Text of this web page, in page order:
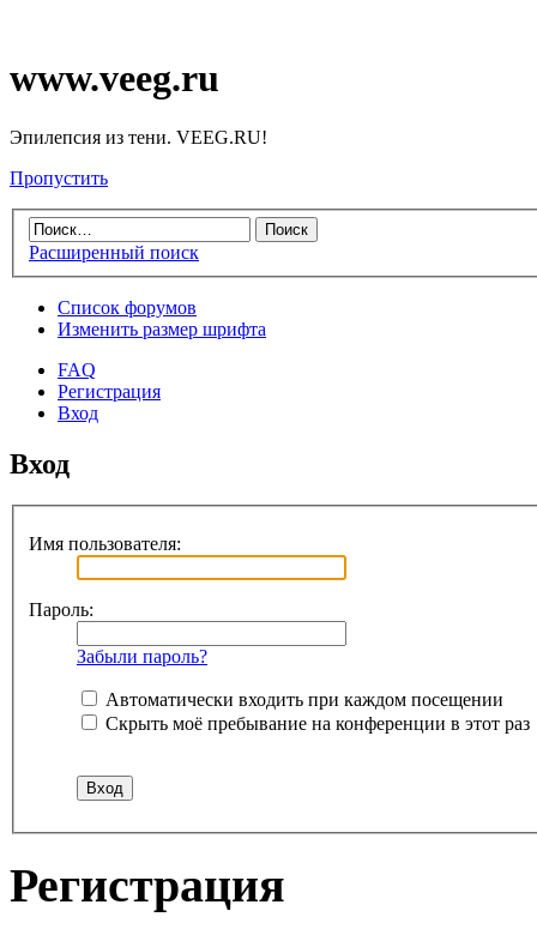
www.veeg.ru
Эпилепсия из тени. VEEG.RU!
Пропустить
Расширенный поиск
Список форумов
Изменить размер шрифта
FAQ
Регистрация
Вход
Вход
Имя пользователя:
Пароль:
Забыли пароль?
Автоматически входить при каждом посещении
Скрыть моё пребывание на конференции в этот раз
Регистрация